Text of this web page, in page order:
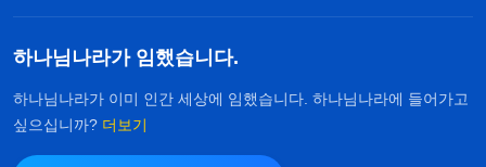
하나님나라가 임했습니다.
하나님나라가 이미 인간 세상에 임했습니다. 하나님나라에 들어가고
싶으십니까? 더보기